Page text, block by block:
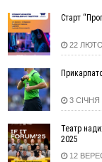
16:24
Калуський
Україну на
15:35
ВІДЕО Що
осіннього
15:03
У Коломиї до
через
14:42
СБУ
для замахів
14:11
На
Старт
22
3 СІЧНЯ
Театр
2025
12